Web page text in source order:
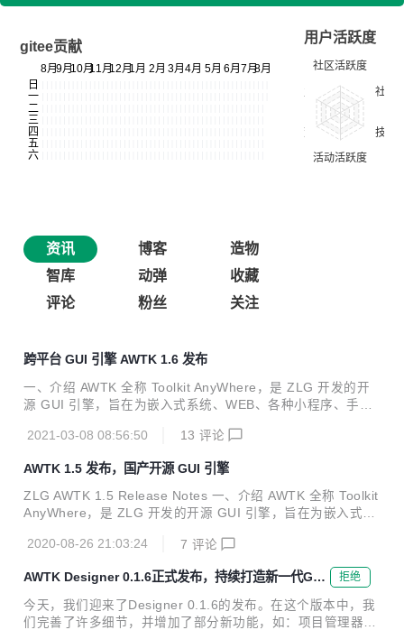
gitee贡献
用户活跃度
资讯 博客
造物
智库
动弹
收藏
评论
粉丝 关注
跨平台 GUI 引擎 AWTK 1.6 发布
一、介绍 AWTK 全称 Toolkit AnyWhere，是 ZLG 开发的开
源 GUI 引擎，旨在为嵌入式系统、WEB、各种小程序、手机
效可靠、简单易用、可轻松做出炫酷效果的 GUI 引擎。 欢迎
个方面： Toolkit AnyWhere。 ZLG 物联网操作系统 AWorks
OS 内置 GUI。 AWTK 源码仓库： 主源码仓库：https://githu
b.com/zlgopen/awtk 镜像源码仓库：https://gitee.com/zlgop
en/awtk A...
2021-03-08 08:56:50 13 评论
AWTK 1.5 发布，国产开源 GUI 引擎
ZLG AWTK 1.5 Release Notes 一、介绍 AWTK 全称 Toolkit
AnyWhere，是 ZLG 开发的开源 GUI 引擎，旨在为嵌入式系
为用户提供一个功能强大、高效可靠、简单易用、可轻松做出
炫酷效果的 GUI 引擎。 欢迎广大开发者一起参与开发：生态
共建计划。 AWTK 寓意有两个方面： Toolkit AnyWhere。 ZL
G 物联网操作系统 AWorksOS 内置 GUI。 AWTK 源码仓库：
主源码仓库：https://github.com/zlgopen/awtk 镜像源码仓
2020-08-26 21:03:24 7 评论
AWTK Designer 0.1.6正式发布，持续打造新一代GUI
设计平台
拒绝
今天，我们迎来了Designer 0.1.6的发布。在这个版本中，我
们完善了许多细节，并增加了部分新功能，如：项目管理器窗